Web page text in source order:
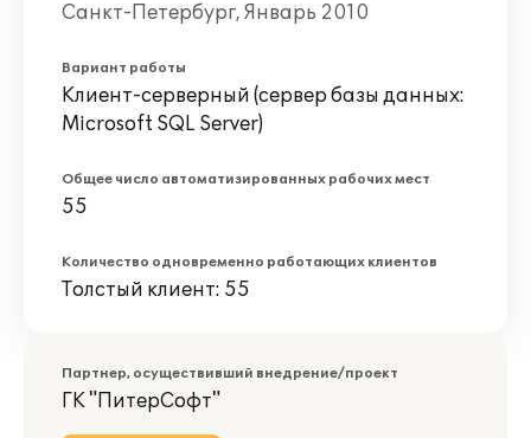
Санкт-Петербург, Январь 2010
Вариант работы
Клиент-серверный (сервер базы данных:
Microsoft SQL Server)
Общее число автоматизированных рабочих мест
55
Количество одновременно работающих клиентов
Толстый клиент: 55
Партнер, осуществивший внедрение/проект
ГК "ПитерСофт"